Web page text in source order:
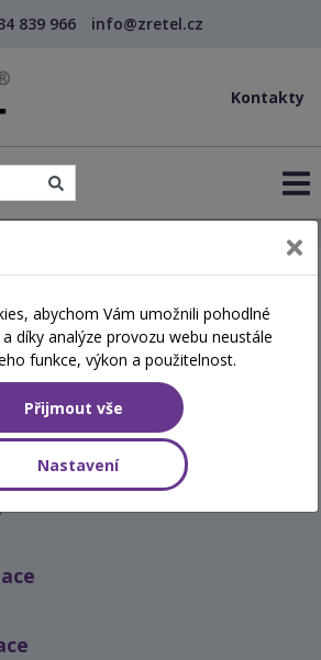
839 966 info@zretel.cz
Kontakty
napříč
jako cesta k
zpětná
a kritika
abychom Vám umožnili pohodlné
díky analýze provozu webu neustále
funkce, výkon a použitelnost.
Přijmout vše
Nastavení